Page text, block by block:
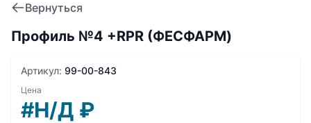
Вернуться
Профиль №4 +RPR (ФЕСФАРМ)
Артикул: 99-00-843
Цена
#Н/Д ₽